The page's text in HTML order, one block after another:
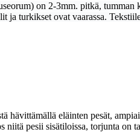
on 2-3mm. pitkä, tumman
ja turkikset ovat vaarassa.
hävittämällä eläinten pesät,
niitä pesii sisätiloissa, torjunta on